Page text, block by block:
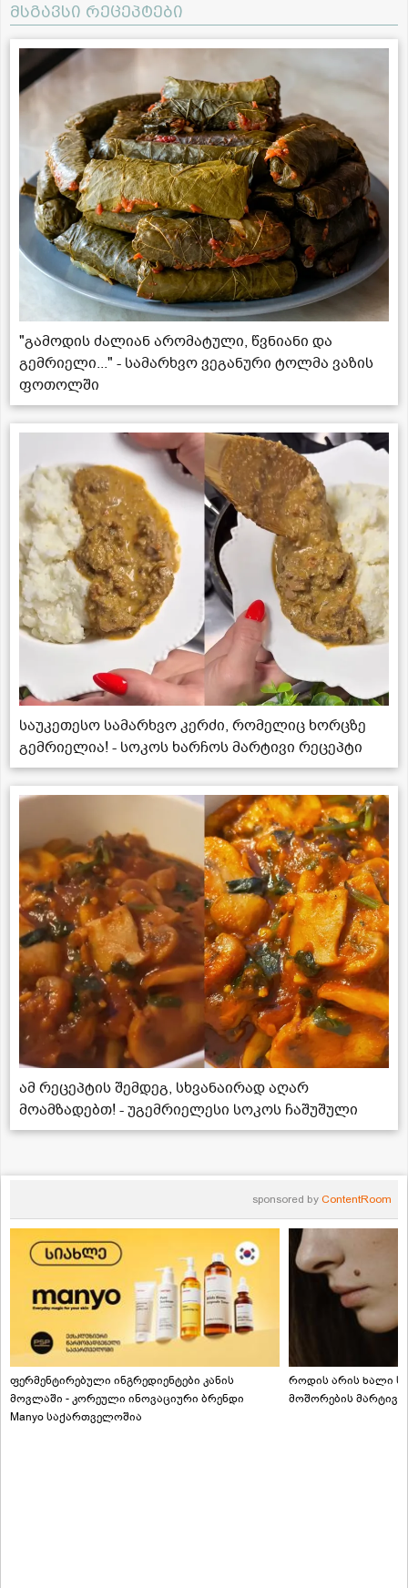
მსგავსი რეცეპტები
"გამოდის ძალიან არომატული, წვნიანი და
გემრიელი..." - სამარხვო ვეგანური ტოლმა ვაზის
ფოთოლში
საუკეთესო სამარხვო კერძი, რომელიც ხორცზე
გემრიელია! - სოკოს ხარჩოს მარტივი რეცეპტი
ამ რეცეპტის შემდეგ, სხვანაირად აღარ
მოამზადებთ! - უგემრიელესი სოკოს ჩაშუშული
sponsored by ContentRoom
ფერმენტირებული ინგრედიენტები კანის
მოვლაში - კორეული ინოვაციური ბრენდი
Manyo საქართველოშია
როდის არის ხალი
მოშორების